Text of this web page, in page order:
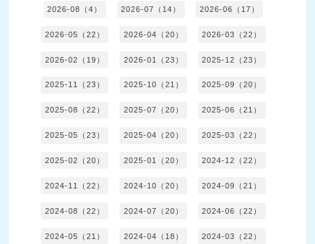
2026-08（4） 2026-07（14） 2026-06（17）
2026-05（22） 2026-04（20） 2026-03（22）
2026-02（19） 2026-01（23） 2025-12（23）
2025-11（23） 2025-10（21） 2025-09（20）
2025-08（22） 2025-07（20） 2025-06（21）
2025-05（23） 2025-04（20） 2025-03（22）
2025-02（20） 2025-01（20） 2024-12（22）
2024-11（22） 2024-10（20） 2024-09（21）
2024-08（22） 2024-07（20） 2024-06（22）
2024-05（21） 2024-04（18） 2024-03（22）